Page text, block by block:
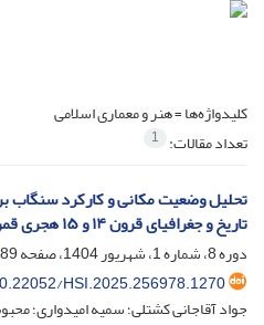
کلیدواژه‌ها =هنر و معماری اسلامی
تعداد مقالات: 1
تحلیل وضعیت مکانی و کارکرد سنگاب
تاریخ و جغرافیای قرون ۱۴ و ۱۵ هجری قمری
دوره 8، شماره 1، شهریور 1404، صفحه
89-104
HSI.2025.256978.1270
جواد آقاجانی کشتلی؛ سمیه امیدواری؛